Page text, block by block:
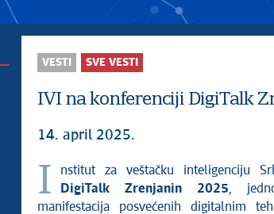
VESTI SVE VESTI
IVI na konferenciji DigiTalk
14. april 2025.
Institut za veštačku inteligenciju
DigiTalk Zrenjanin 2025 ,
manifestacija posvećenih digitalnim